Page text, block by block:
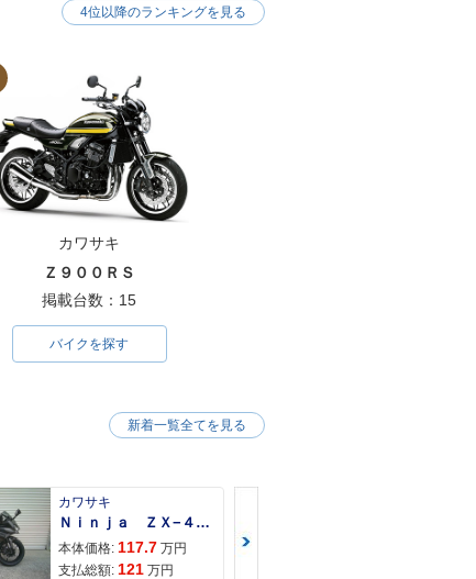
カワサキ
Ｚ９００ＲＳ
掲載台数：15
バイクを探す
4位以降のランキングを見る
カワサキ
Ｎｉｎｊａ ＺＸ−４Ｒ ＳＥ
本体価格: 117.7 万円
支払総額: 121 万円
新着一覧全てを見る